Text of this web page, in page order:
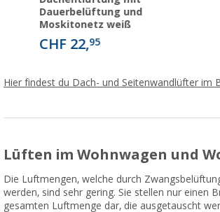
Dauerbelüftung und
Moskitonetz weiß
CHF 22,95
Hier findest du Dach- und Seitenwandlüfter im
Lüften im Wohnwagen und
Die Luftmengen, welche durch
werden, sind sehr gering. Sie stellen nur einen
gesamten Luftmenge dar, die ausgetauscht